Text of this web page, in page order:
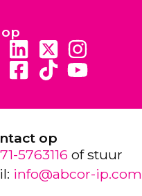
op
5763116 of stuur
info@abcor-ip.com